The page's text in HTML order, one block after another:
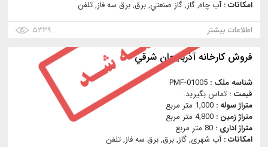
امکانات :آب چاه, گاز, گاز صنعتي, برق, برق سه فاز, تلفن
اطلاعات بیشتر
۵۳۳۹
فروش كارخانه آذربايجان شرقي
شناسه ملک : PMF-01005
قیمت : تماس بگیرید.
متراژ سوله : 1,000 متر مربع
متراژ زمین : 4,800 متر مربع
متراژ اداری : 80 متر مربع
امکانات :آب شهری, گاز, برق, برق سه فاز, تلفن